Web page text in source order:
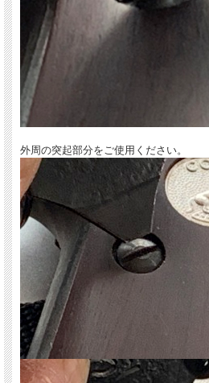
外周の突起部分をご使用ください。